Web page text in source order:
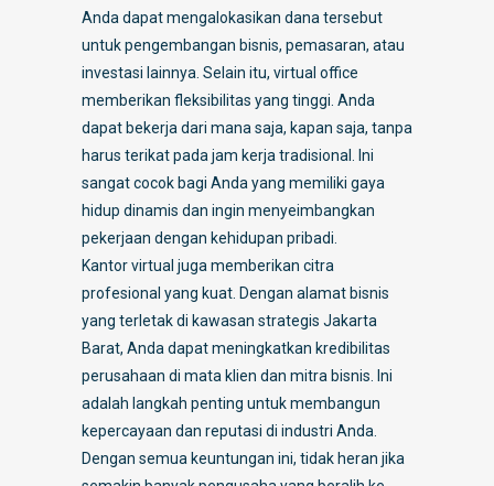
Anda dapat mengalokasikan dana tersebut
untuk pengembangan bisnis, pemasaran, atau
investasi lainnya. Selain itu, virtual office
memberikan fleksibilitas yang tinggi. Anda
dapat bekerja dari mana saja, kapan saja, tanpa
harus terikat pada jam kerja tradisional. Ini
sangat cocok bagi Anda yang memiliki gaya
hidup dinamis dan ingin menyeimbangkan
pekerjaan dengan kehidupan pribadi.
Kantor virtual juga memberikan citra
profesional yang kuat. Dengan alamat bisnis
yang terletak di kawasan strategis Jakarta
Barat, Anda dapat meningkatkan kredibilitas
perusahaan di mata klien dan mitra bisnis. Ini
adalah langkah penting untuk membangun
kepercayaan dan reputasi di industri Anda.
Dengan semua keuntungan ini, tidak heran jika